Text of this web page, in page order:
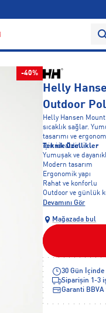
-40%
Helly
Outdoor
Helly Hansen
sıcaklık sağlar.
tasarımı ve
için idealdir.
Teknik Özellikler
Yumuşak ve
Modern tasarım
Ergonomik yapı
Rahat ve konforlu
Outdoor ve günlük
Devamını Gör
Mağazada bul
30 Gün
Siparişin 1-3
Garanti